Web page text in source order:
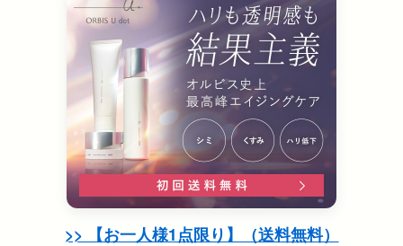
>> 【お一人様1点限り】（送料無料）